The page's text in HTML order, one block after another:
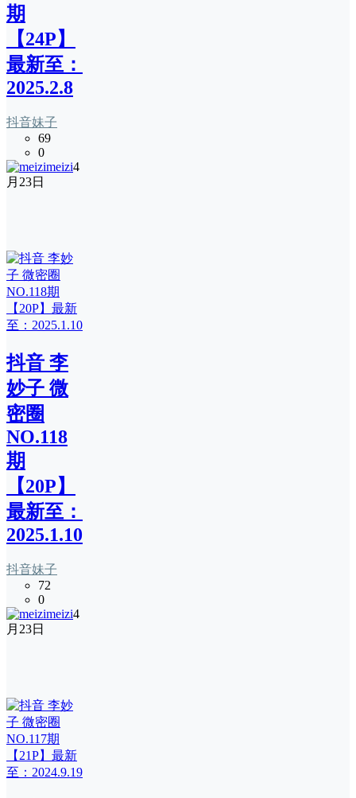
期
【24P】
最新至：
2025.2.8
抖音妹子
69
0
meizi4
月23日
抖音 李
妙子 微
密圈
NO.118
期
【20P】
最新至：
2025.1.10
抖音妹子
72
0
meizi4
月23日